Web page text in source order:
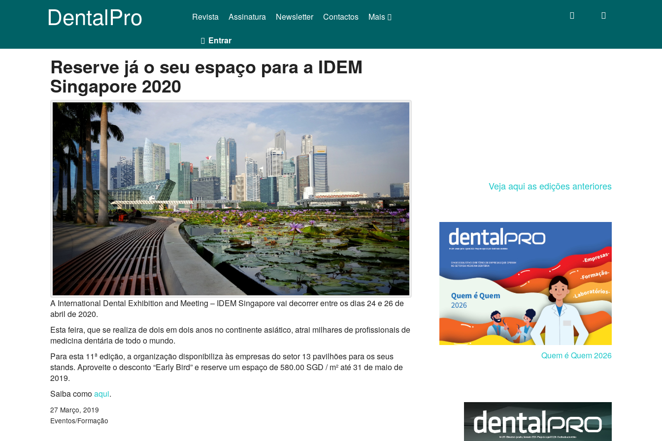
DentalPro Mais
Revista Assinatura Newsletter Contactos
Entrar
Reserve já o seu espaço para a IDEM
Singapore 2020
A International Dental Exhibition and Meeting – IDEM Singapore vai decorrer entre os dias 24 e 26 de
abril de 2020.
Esta feira, que se realiza de dois em dois anos no continente asiático, atrai milhares de profissionais de
medicina dentária de todo o mundo.
Para esta 11ª edição, a organização disponibiliza às empresas do setor 13 pavilhões para os seus
stands. Aproveite o desconto “Early Bird” e reserve um espaço de 580.00 SGD / m² até 31 de maio de
2019.
Saiba comoaqui.
27 Março, 2019
Eventos/Formação
Veja aqui as edições anteriores
Quem é Quem 2026